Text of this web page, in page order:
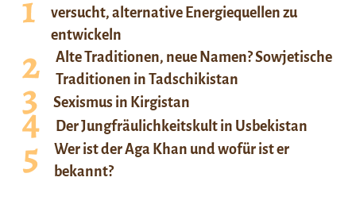
versucht, alternative Energiequellen zu
entwickeln
Alte Traditionen, neue Namen? Sowjetische
Traditionen in Tadschikistan
Sexismus in Kirgistan
Der Jungfräulichkeitskult in Usbekistan
Wer ist der Aga Khan und wofür ist er
bekannt?